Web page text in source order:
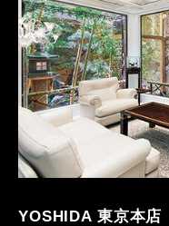
YOSHIDA 東京本店